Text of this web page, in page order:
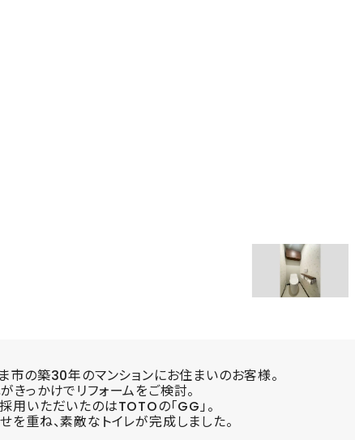
市の築30年のマンションにお住まいのお客様。
きっかけでリフォームをご検討。
用いただいたのはTOTOの「GG」。
を重ね、素敵なトイレが完成しました。